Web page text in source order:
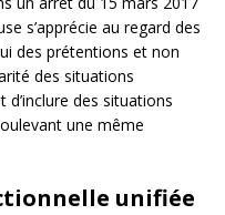
s’apprécie au regard des
des prétentions et non
des situations
des situations
une même
unifiée